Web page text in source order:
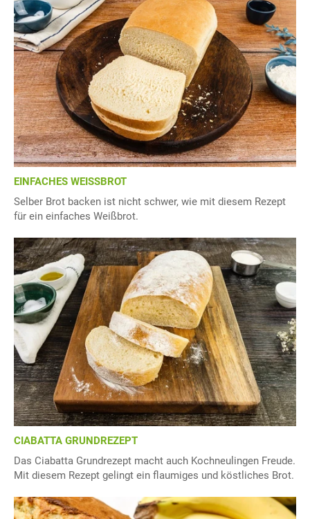
EINFACHES WEISSBROT
Selber Brot backen ist nicht schwer, wie mit diesem Rezept
für ein einfaches Weißbrot.
CIABATTA GRUNDREZEPT
Das Ciabatta Grundrezept macht auch Kochneulingen Freude.
Mit diesem Rezept gelingt ein flaumiges und köstliches Brot.